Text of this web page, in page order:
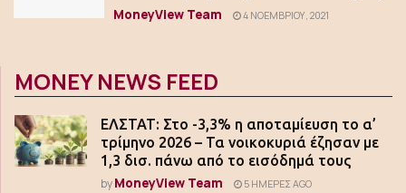
MoneyView Team 4 ΝΟΕΜΒΡΊΟΥ, 2021
MONEY NEWS FEED
ΕΛΣΤΑΤ: Στο -3,3% η αποταμίευση το α’
τρίμηνο 2026 – Τα νοικοκυριά έζησαν με
1,3 δισ. πάνω από το εισόδημά τους
byMoneyView Team 5 ΗΜΈΡΕΣ AGO